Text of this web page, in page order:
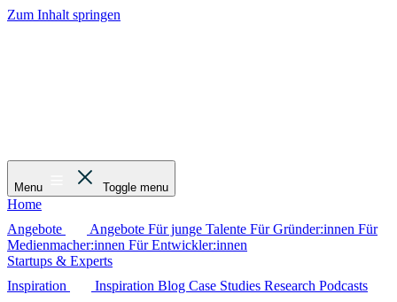
Zum Inhalt springen
Menu Toggle menu
Home
Angebote
Angebote Für junge Talente Für Gründer:innen Für
Medienmacher:innen Für Entwickler:innen
Startups & Experts
Inspiration
Inspiration Blog Case Studies Research Podcasts